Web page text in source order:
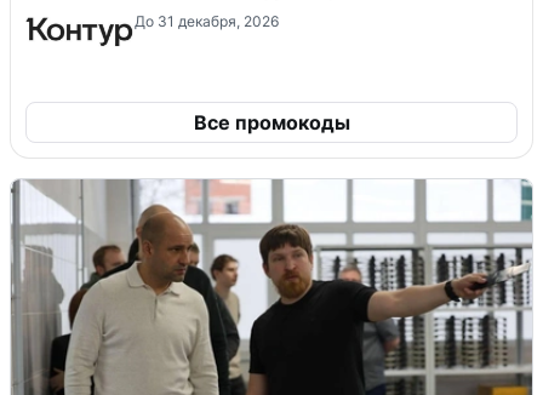
До 31 декабря, 2026
Все промокоды